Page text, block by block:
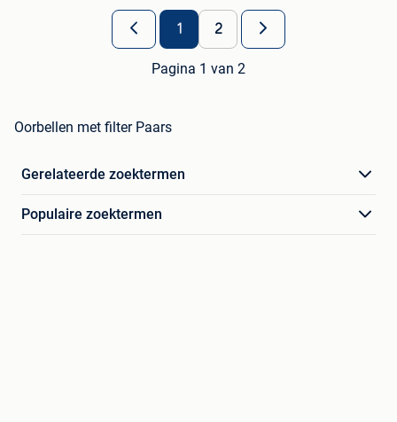
1 2
Pagina 1 van 2
Oorbellen met filter Paars
Gerelateerde zoektermen
Populaire zoektermen